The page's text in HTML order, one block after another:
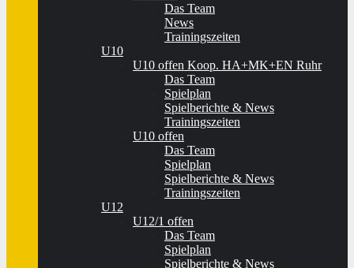
Das Team
News
Trainingszeiten
U10
U10 offen Koop. HA+MK+EN Ruhr
Das Team
Spielplan
Spielberichte & News
Trainingszeiten
U10 offen
Das Team
Spielplan
Spielberichte & News
Trainingszeiten
U12
U12/1 offen
Das Team
Spielplan
Spielberichte & News